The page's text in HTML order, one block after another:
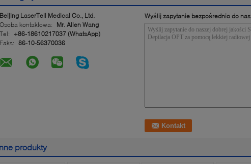
Beijing LaserTell Medical Co., Ltd.
Osoba kontaktowa:
Mr. Allen Wang
Tel:
+86-18610217037 (WhatsApp)
Faks: 86-10-56370036
Wyślij zapytanie bezpośrednio do nas
produkty